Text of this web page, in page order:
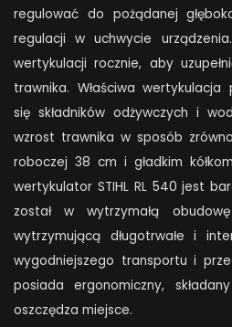
regulować do pożądanej
regulacji w uchwycie
wertykulacji rocznie, aby
trawnika. Właściwa
się składników odżywczych i
wzrost trawnika w sposób
roboczej 38 cm i gładkim
wertykulator STIHL RL 540 jest
został w wytrzymałą
wytrzymującą długotrwałe i
wygodniejszego transportu i
posiada ergonomiczny,
oszczędza miejsce.